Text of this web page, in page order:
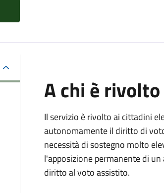
A chi è rivolto
Il servizio è rivolto ai cittadini
autonomamente il diritto di
necessità di sostegno molto
l'apposizione permanente di
diritto al voto assistito.